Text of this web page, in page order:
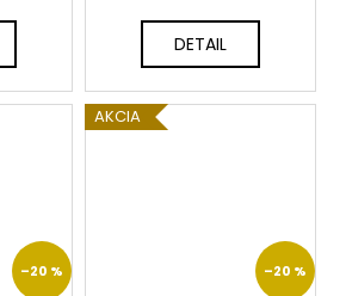
DETAIL
–20 %
AKCIA
–20 %